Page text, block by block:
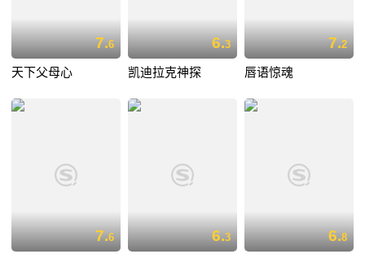
7.6
天下父母心
6.3
凯迪拉克神探
7.2
唇语惊魂
7.6 6.3 6.8